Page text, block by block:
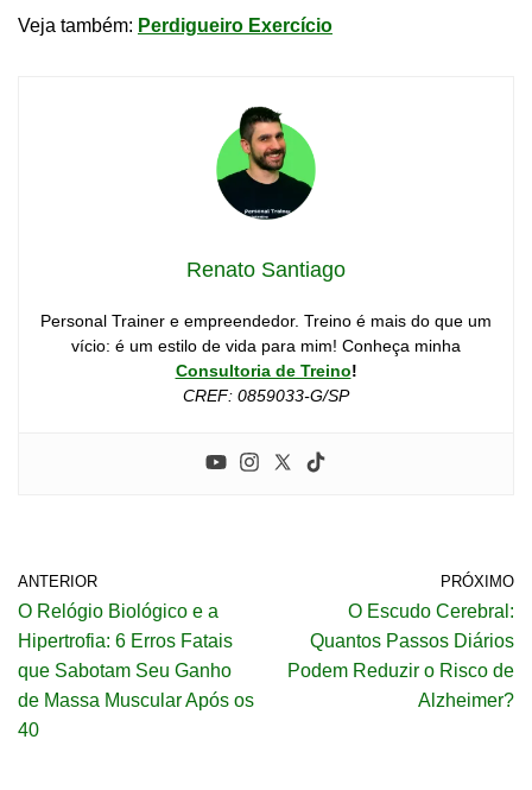
Veja também: Perdigueiro Exercício
Renato Santiago
Personal Trainer e empreendedor. Treino é mais do que um
vício: é um estilo de vida para mim! Conheça minha
Consultoria de Treino!
CREF: 0859033-G/SP
ANTERIOR
O Relógio Biológico e a
Hipertrofia: 6 Erros Fatais
que Sabotam Seu Ganho
de Massa Muscular Após os
40
PRÓXIMO
O Escudo Cerebral:
Quantos Passos Diários
Podem Reduzir o Risco de
Alzheimer?